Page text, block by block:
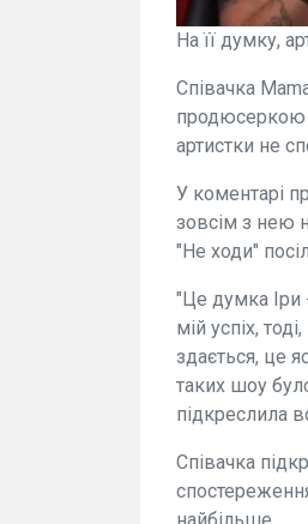
На її думку,
Співачка
продюсеркою
артистки не
У коментарі
зовсім з нею
"Не ходи"
"Це думка Іри
мій успіх,
здається, це
таких шоу
підкреслила
Співачка